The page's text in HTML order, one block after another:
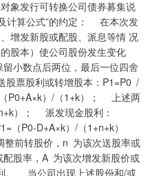
象发行可转换公司债券募集说
计算公式”的约定： 在本次发
增发新股或配股、派息等情 况
股本）使公司股份发生变化
小数点后两位，最后一位四舍
票股利或转增股本：P1=P0 /
P0+A×k）/（1+k）； 上述两
）； 派发现金股利：
（P0-D+A×k）/（1+n+k）
前转股价，n 为该次送股率或
股率，A 为该次增发新股价或
。 当公司出现上述股份和/或